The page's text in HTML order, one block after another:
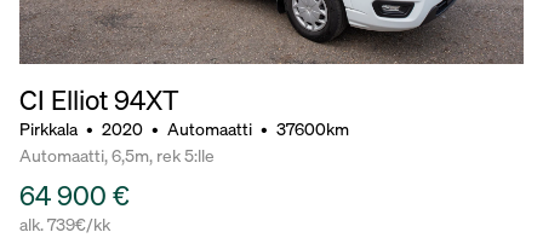
CI Elliot 94XT
Pirkkala • 2020 • Automaatti • 37600km
Automaatti, 6,5m, rek 5:lle
64 900 €
alk. 739€/kk